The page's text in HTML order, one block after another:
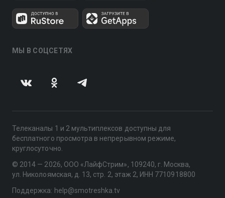
МЫ В СОЦСЕТЯХ
Телеканалы 1 и 2 мультиплексов доступны для
бесплатного просмотра в непрерывном режиме,
круглосуточно.
© 2014 — 2026, ООО «ЛайфСтрим», 109240, г. Москва,
ул. Николоямская, д. 13, стр. 2, этаж 2, ИНН 7710918800
Поддержка: help@smotreshka.tv